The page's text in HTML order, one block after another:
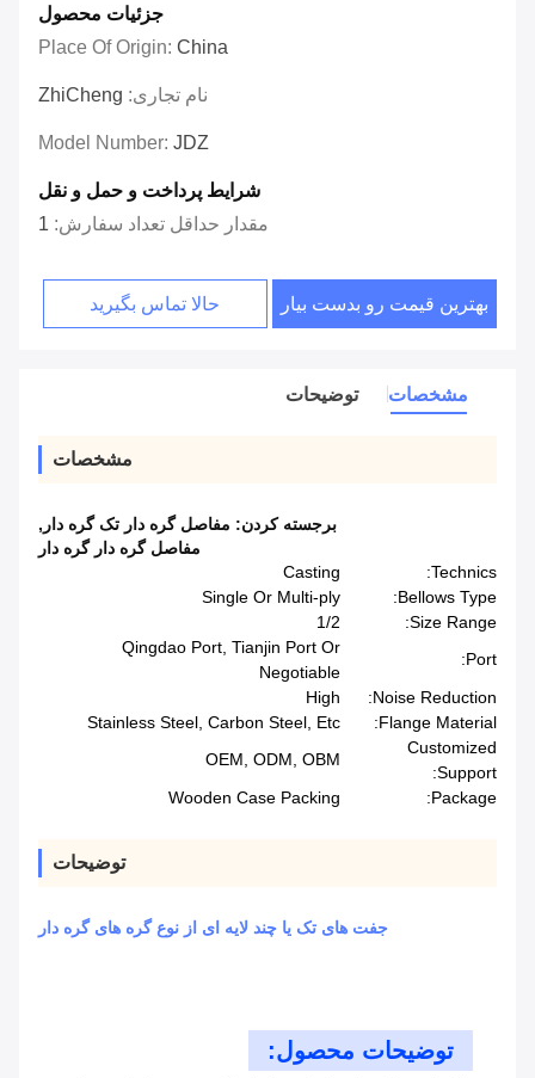
جزئیات محصول
Place Of Origin: China
نام تجاری: ZhiCheng
Model Number: JDZ
شرایط پرداخت و حمل و نقل
مقدار حداقل تعداد سفارش: 1
بهترین قیمت رو بدست بیار حالا تماس بگیرید
مشخصات توضیحات
مشخصات
برجسته کردن: مفاصل گره دار تک گره دار ,
مفاصل گره دار گره دار
Technics:
Casting
Bellows Type:
Single Or Multi-ply
Size Range:
1/2
Port:
Qingdao Port, Tianjin Port Or
Negotiable
Noise Reduction:
High
Flange Material:
Stainless Steel, Carbon Steel, Etc
Customized
Support:
OEM, ODM, OBM
Package:
Wooden Case Packing
توضیحات
جفت های تک یا چند لایه ای از نوع گره های گره دار
توضیحات محصول: